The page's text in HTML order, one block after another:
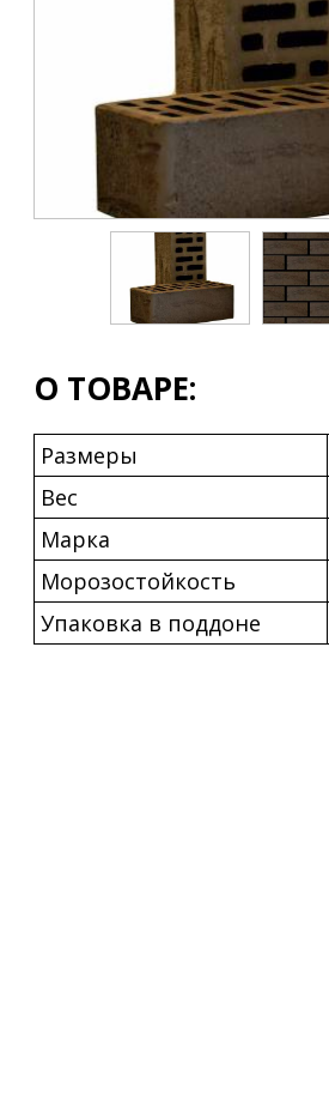
О ТОВАРЕ:
Размеры
Вес
Марка
Морозостойкость
Упаковка в поддоне